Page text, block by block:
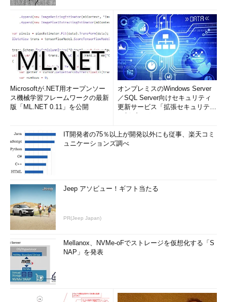
Microsoftが.NET用オープンソー
ス機械学習フレームワークの最新
版「ML.NET 0.11」を公開
オンプレミスのWindows Server
／SQL Server向けセキュリティ
更新サービス「拡張セキュリティ
IT開発者の75％以上が開発以外にも従事、楽天コミ
ュニケーションズ調べ
Jeep アソビュー！ギフト当たる
PR(Jeep Japan)
Mellanox、NVMe-oFでストレージを仮想化する「S
NAP」を発表